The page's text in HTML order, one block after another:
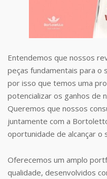
Entendemos que nossos
peças fundamentais para o
por isso que temos uma
potencializar os ganhos de
Queremos que nossos
juntamente com a
oportunidade de alcançar o
Oferecemos um amplo
qualidade, desenvolvidos